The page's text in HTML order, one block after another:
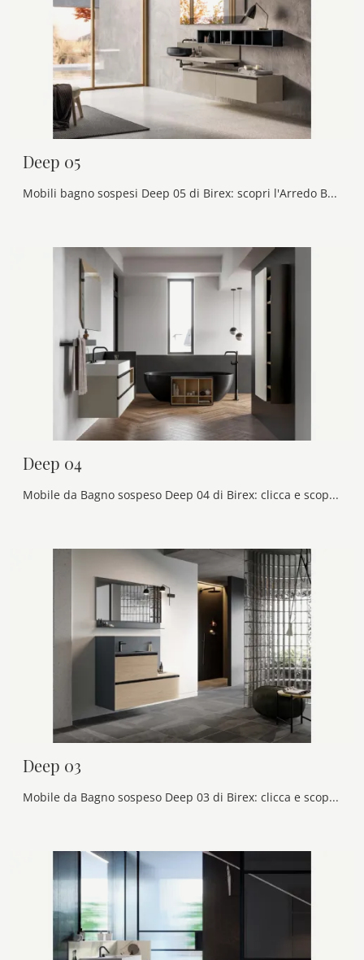
Deep 05
Mobili bagno sospesi Deep 05 di Birex: scopri l'Arredo Bagno in laccato opaco moderno e arreda la stanza del benessere.
Deep 04
Mobile da Bagno sospeso Deep 04 di Birex: clicca e scopri di più su mobili bagno sospesi in laccato opaco e accessori della firma.
Deep 03
Mobile da Bagno sospeso Deep 03 di Birex: clicca e scopri di più su mobili bagno sospesi in melaminico e elementi accessori della marca.